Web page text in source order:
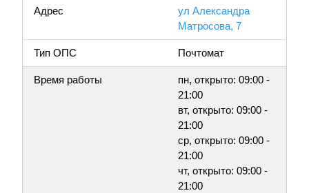
Адрес
ул Александра
Матросова, 7
Тип ОПС Почтомат
Время работы
пн, открыто: 09:00 -
21:00
вт, открыто: 09:00 -
21:00
ср, открыто: 09:00 -
21:00
чт, открыто: 09:00 -
21:00